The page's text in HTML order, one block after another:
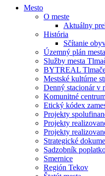
Mesto
O meste
Aktuálny
História
Sčítanie
Územný plán mesta
Služby mesta
BYTREAL
Mestské kultúrne
Denný stacionár v
Komunitné
Etický kódex
Projekty
Projekty
Projekty
Strategické
Sadzobník
Smernice
Región Tekov